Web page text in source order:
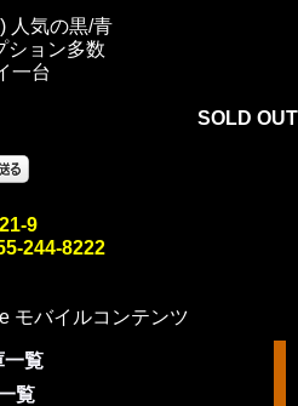
人気の黒/青
ション多数
一台
SOLD OUT
9
244-8222
モバイルコンテンツ
一覧
覧